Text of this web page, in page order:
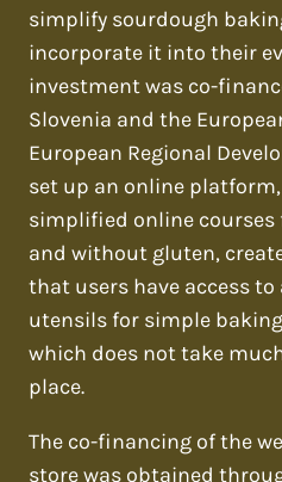
simplify sourdough
incorporate it into their
investment was co-
Slovenia and the
European Regional
set up an online
simplified online
and without gluten,
that users have access
utensils for simple
which does not take
place.
The co-financing of the
store was obtained